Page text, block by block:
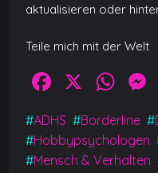
aktualisieren oder
Teile mich mit der Welt
F
a
c
e
X
W
h
at
s
#ADHS #Borderline #
#Hobbypsychologen
#Mensch & Verhalten